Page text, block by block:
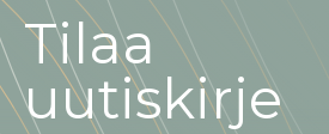
Tilaa
uutiskirje